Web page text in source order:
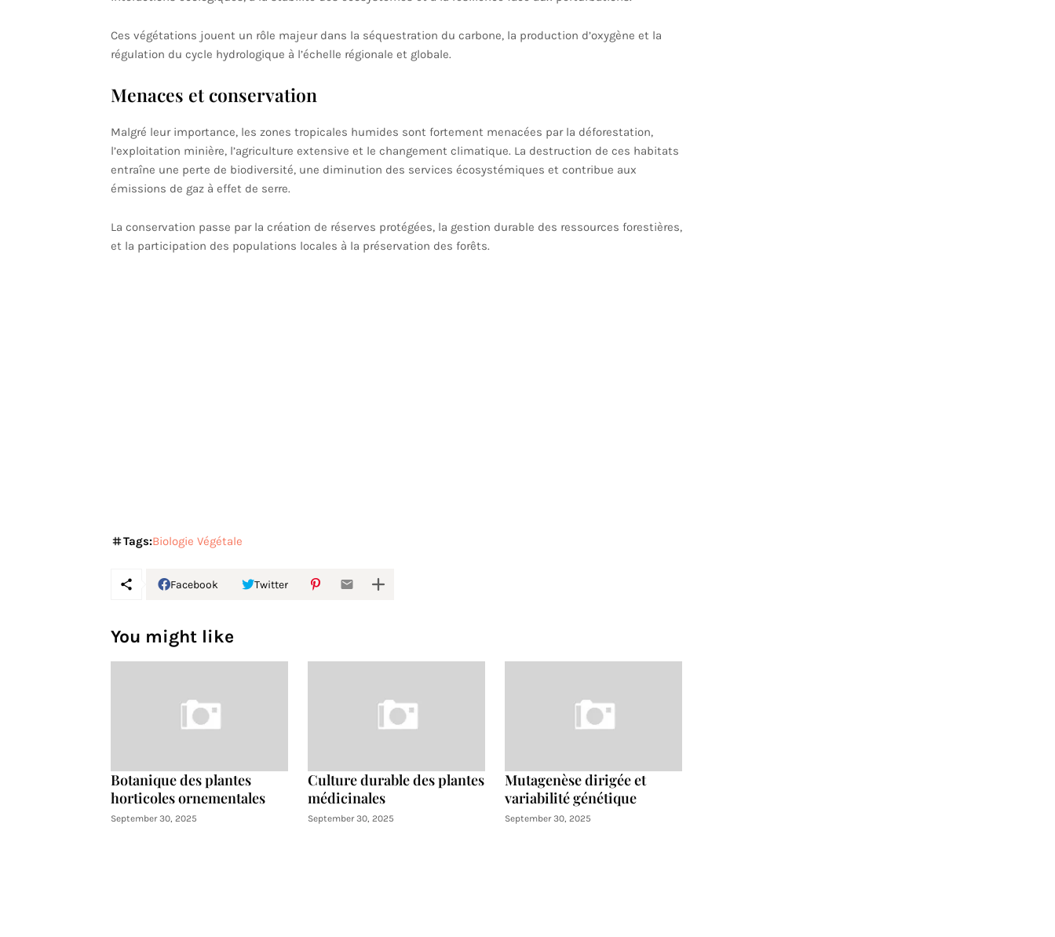
Ces végétations jouent un rôle majeur dans la séquestration du carbone, la production d’oxygène et la
régulation du cycle hydrologique à l’échelle régionale et globale.
Menaces et conservation
Malgré leur importance, les zones tropicales humides sont fortement menacées par la déforestation,
l’exploitation minière, l’agriculture extensive et le changement climatique. La destruction de ces habitats
entraîne une perte de biodiversité, une diminution des services écosystémiques et contribue aux
émissions de gaz à effet de serre.
La conservation passe par la création de réserves protégées, la gestion durable des ressources forestières,
et la participation des populations locales à la préservation des forêts.
Tags:Biologie Végétale
Facebook Twitter
You might like
Botanique des plantes
horticoles ornementales
September 30, 2025
Culture durable des plantes
médicinales
September 30, 2025
Mutagenèse dirigée et
variabilité génétique
September 30, 2025